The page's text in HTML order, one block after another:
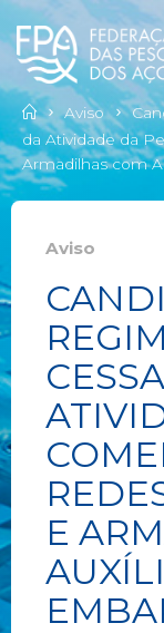
Aviso
da Atividade da
Armadilhas com
Aviso
E